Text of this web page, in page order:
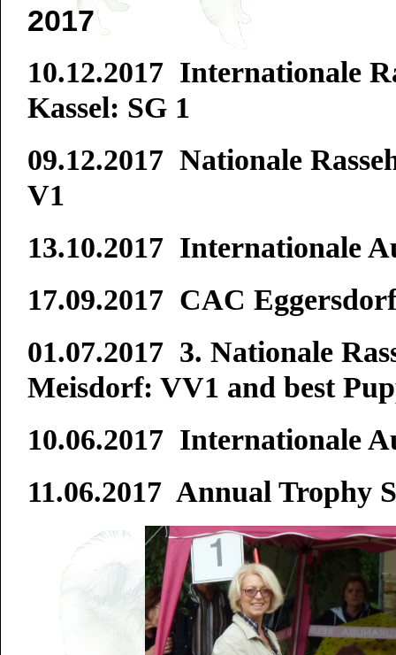
2017
10.12.2017 Internationale
Kassel: SG 1
09.12.2017 Nationale
V1
13.10.2017 Internationale
17.09.2017 CAC
01.07.2017 3. Nationale
Meisdorf: VV1 and best
10.06.2017 Internationale
11.06.2017 Annual Trophy